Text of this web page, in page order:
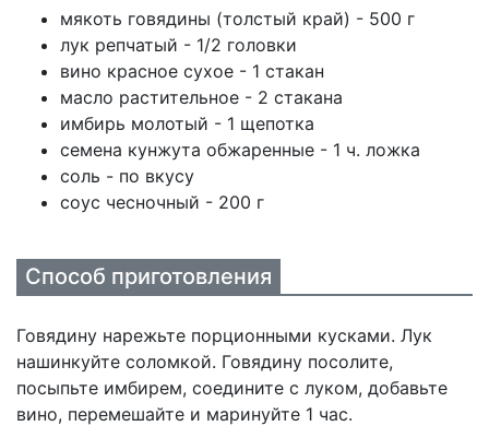
мякоть говядины (толстый край) - 500 г
лук репчатый - 1/2 головки
вино красное сухое - 1 стакан
масло растительное - 2 стакана
имбирь молотый - 1 щепотка
семена кунжута обжаренные - 1 ч. ложка
соль - по вкусу
соус чесночный - 200 г
Способ приготовления
Говядину нарежьте порционными кусками. Лук
нашинкуйте соломкой. Говядину посолите,
посыпьте имбирем, соедините с луком, добавьте
вино, перемешайте и маринуйте 1 час.